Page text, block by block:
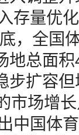
存量优
，全国
地总面
步扩容
市场增
中国体